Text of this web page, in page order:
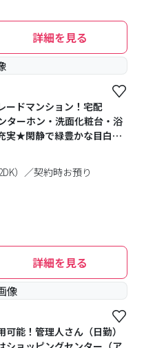
詳細を見る
ードマンション！宅配
ターホン・洗面化粧台・浴
実★閑静で緑豊かな目白エ
）／契約時お預り
詳細を見る
能！管理人さん（日勤）